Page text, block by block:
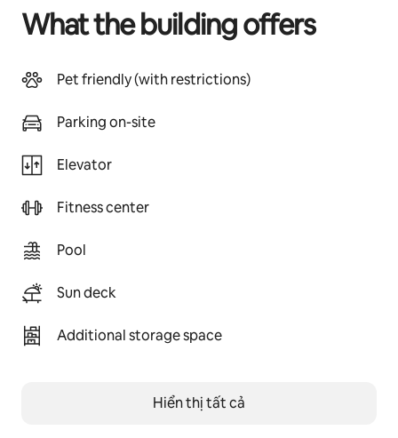
What the building offers
Pet friendly (with restrictions)
Parking on-site
Elevator
Fitness center
Pool
Sun deck
Additional storage space
Hiển thị tất cả